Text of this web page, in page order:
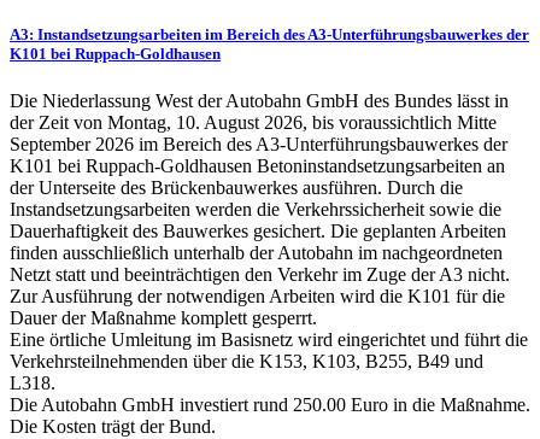
A3: Instandsetzungsarbeiten im Bereich des A3-Unterführungsbauwerkes der
K101 bei Ruppach-Goldhausen
Die Niederlassung West der Autobahn GmbH des Bundes lässt in
der Zeit von Montag, 10. August 2026, bis voraussichtlich Mitte
September 2026 im Bereich des A3-Unterführungsbauwerkes der
K101 bei Ruppach-Goldhausen Betoninstandsetzungsarbeiten an
der Unterseite des Brückenbauwerkes ausführen. Durch die
Instandsetzungsarbeiten werden die Verkehrssicherheit sowie die
Dauerhaftigkeit des Bauwerkes gesichert. Die geplanten Arbeiten
finden ausschließlich unterhalb der Autobahn im nachgeordneten
Netzt statt und beeinträchtigen den Verkehr im Zuge der A3 nicht.
Zur Ausführung der notwendigen Arbeiten wird die K101 für die
Dauer der Maßnahme komplett gesperrt.
Eine örtliche Umleitung im Basisnetz wird eingerichtet und führt die
Verkehrsteilnehmenden über die K153, K103, B255, B49 und
L318.
Die Autobahn GmbH investiert rund 250.00 Euro in die Maßnahme.
Die Kosten trägt der Bund.